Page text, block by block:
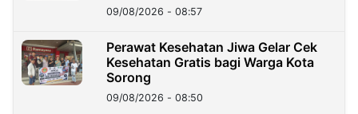
09/08/2026 - 08:57
Perawat Kesehatan Jiwa Gelar Cek
Kesehatan Gratis bagi Warga Kota
Sorong
09/08/2026 - 08:50